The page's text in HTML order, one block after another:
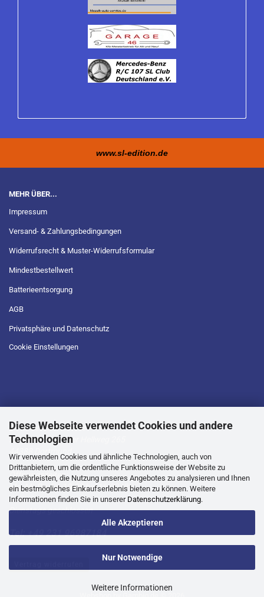
Diese Webseite verwendet Cookies und andere
Technologien
Wir verwenden Cookies und ähnliche Technologien, auch von
Drittanbietern, um die ordentliche Funktionsweise der Website zu
gewährleisten, die Nutzung unseres Angebotes zu analysieren und Ihnen
ein bestmögliches Einkaufserlebnis bieten zu können. Weitere
Informationen finden Sie in unserer Datenschutzerklärung.
Alle Akzeptieren
Nur Notwendige
Weitere Informationen
www.sl-edition.de
MEHR ÜBER...
Impressum
Versand- & Zahlungsbedingungen
Widerrufsrecht & Muster-Widerrufsformular
Mindestbestellwert
Batterieentsorgung
AGB
Privatsphäre und Datenschutz
Cookie Einstellungen
D.T.L Geschäftsstelle
Lütgendortmunder Hellweg 265
Öffnungszeiten:
Mo, Mi, Do, Fr -10.00 bis 16.00 Uhr
Dienstags geschlossen
Tel: +49 231 96987184